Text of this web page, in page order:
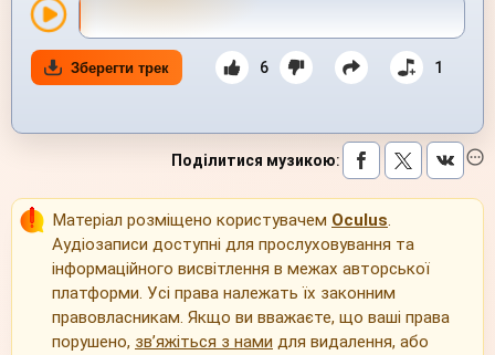
Зберегти трек 6 1
Поділитися музикою:
Матеріал розміщено користувачем Oculus.
Аудіозаписи доступні для прослуховування та
інформаційного висвітлення в межах авторської
платформи. Усі права належать їх законним
правовласникам. Якщо ви вважаєте, що ваші права
порушено, зв’яжіться з нами для видалення, або